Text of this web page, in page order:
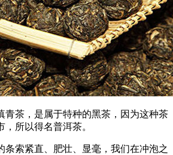
青茶，是属于特种的黑茶，因为这种茶
所以得名普洱茶。
条索紧直、肥壮、显毫，我们在冲泡之